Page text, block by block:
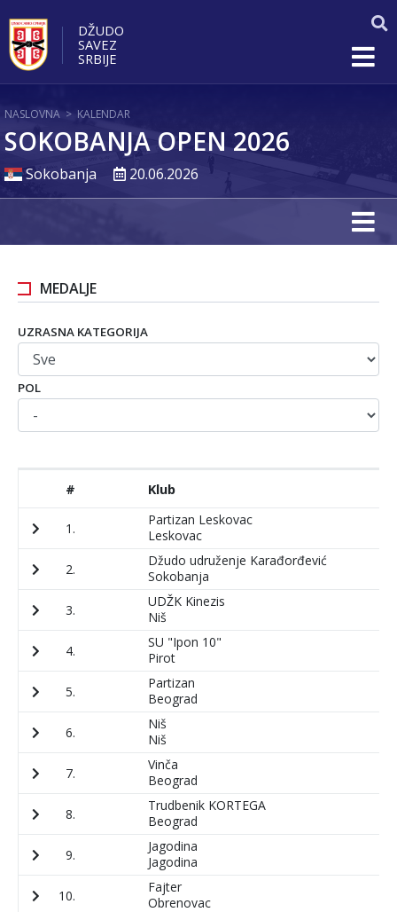
DŽUDO
SAVEZ
SRBIJE
NASLOVNA > KALENDAR
SOKOBANJA OPEN 2026
Sokobanja 20.06.2026
MEDALJE
UZRASNA KATEGORIJA
POL
# Klub
1.
Partizan Leskovac
Leskovac
2.
Džudo udruženje Karađorđević
Sokobanja
3.
UDŽK Kinezis
Niš
4.
SU "Ipon 10"
Pirot
5.
Partizan
Beograd
6.
Niš
Niš
7.
Vinča
Beograd
8.
Trudbenik KORTEGA
Beograd
9.
Jagodina
Jagodina
10.
Fajter
Obrenovac